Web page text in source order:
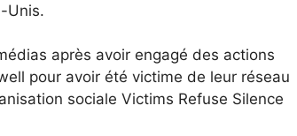
Unis.
après avoir engagé des actions
pour avoir été victime de leur réseau
sociale Victims Refuse Silence